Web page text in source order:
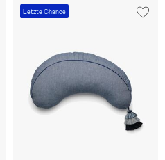
Letzte Chance